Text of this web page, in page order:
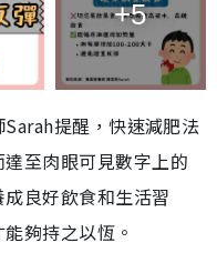
+5
提醒，快速減肥法
至肉眼可見數字上的
良好飲食和生活習
夠持之以恆。